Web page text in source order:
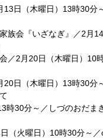
13日（木曜日）13時30分
族会『いざなぎ』／2月
／2月20日（木曜日）10
20日（木曜日）13時30分
時30分～／しづのおだま
（火曜日）10時30分～